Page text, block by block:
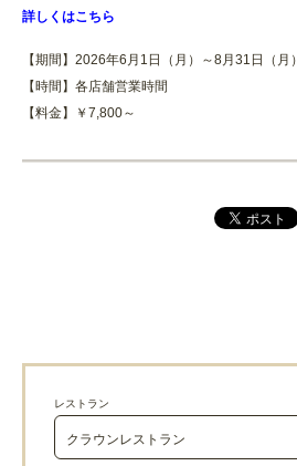
詳しくはこちら
【期間】2026年6月1日（月）～8月31日（月）
【時間】各店舗営業時間
【料金】￥7,800～